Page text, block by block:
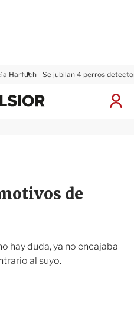
Harfuch Se jubilan 4 perros
I
x
de
hay duda, ya no encajaba
al suyo.